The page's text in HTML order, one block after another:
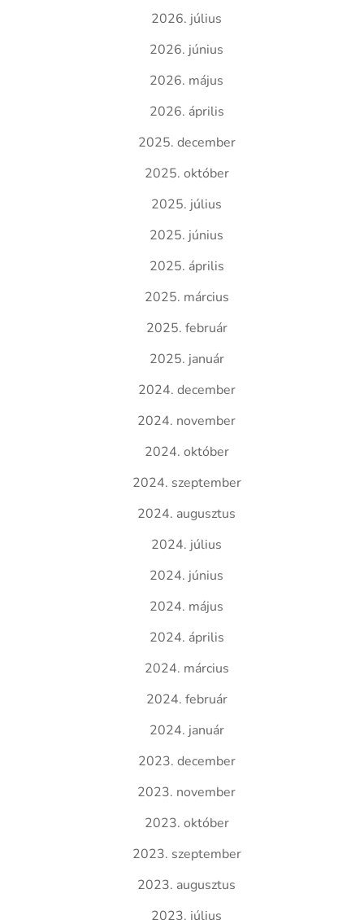
2026. július
2026. június
2026. május
2026. április
2025. december
2025. október
2025. július
2025. június
2025. április
2025. március
2025. február
2025. január
2024. december
2024. november
2024. október
2024. szeptember
2024. augusztus
2024. július
2024. június
2024. május
2024. április
2024. március
2024. február
2024. január
2023. december
2023. november
2023. október
2023. szeptember
2023. augusztus
2023. július